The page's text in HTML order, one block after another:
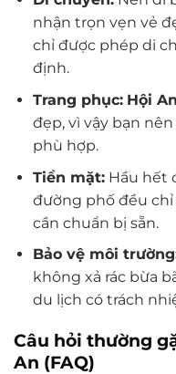
nhận trọn vẹn vẻ
chỉ được phép di
định.
Trang phục: Hội An
đẹp, vì vậy bạn
phù hợp.
Tiền mặt:Hầu hết
đường phố đều
cần chuẩn bị sẵn.
Bảo vệ môi
không xả rác bừa
du lịch có trách
Câu hỏi thường
An (FAQ)